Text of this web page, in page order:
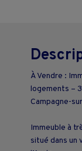
À Vendre :
logements –
Campagne-
Immeuble à
situé dans un